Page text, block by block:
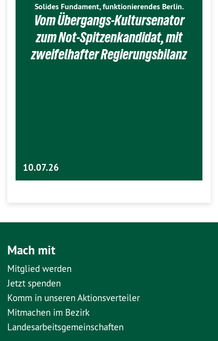
Solides Fundament, funktionierendes Berlin.
Vom Übergangs-Kultursenator
zum Not-Spitzenkandidat, mit
zweifelhafter Regierungsbilanz
10.07.26
Mach mit
Mitglied werden
Jetzt spenden
Komm in unseren Aktionsverteiler
Mitmachen im Bezirk
Landesarbeitsgemeinschaften